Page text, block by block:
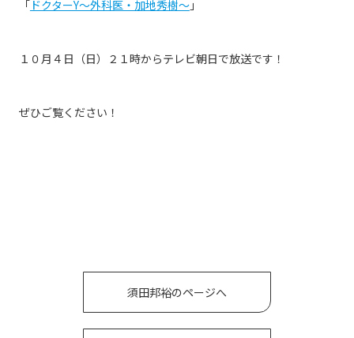
「ドクターY〜外科医・加地秀樹〜」
１０月４日（日）２１時からテレビ朝日で放送です！
ぜひご覧ください！
須田邦裕のページへ